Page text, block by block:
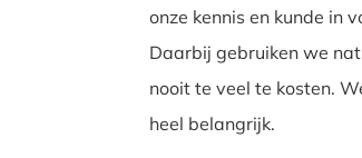
onze kennis en kunde in
Daarbij gebruiken we
nooit te veel te kosten.
heel belangrijk.